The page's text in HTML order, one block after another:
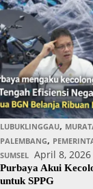
LUBUKLINGGAU,
PALEMBANG,
SUMSEL April 8, 2026
Purbaya Akui
untuk SPPG